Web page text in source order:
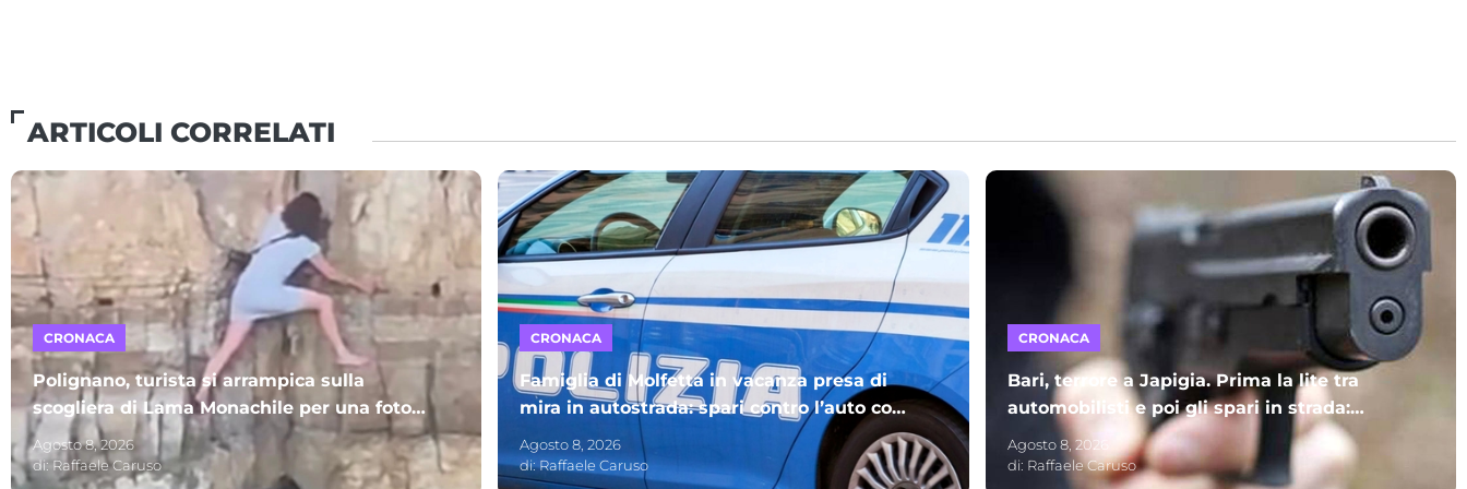
ARTICOLI CORRELATI
CRONACA
Polignano, turista si arrampica sulla
scogliera di Lama Monachile per una foto:
video virale. Scoppia la polemica
Agosto 8, 2026
di: Raffaele Caruso
CRONACA
Famiglia di Molfetta in vacanza presa di
mira in autostrada: spari contro l’auto con
bambini a bordo
Agosto 8, 2026
di:Raffaele Caruso
CRONACA
Bari, terrore a Japigia. Prima la lite tra
automobilisti e poi gli spari in strada:
paura tra le palazzine
Agosto 8, 2026
di: Raffaele Caruso